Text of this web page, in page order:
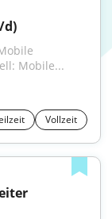
d)
Mobile...
Vollzeit